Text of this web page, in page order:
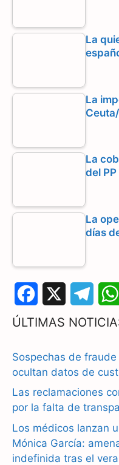
La
La
La
del
La
días
a
e
o
o
k
e
e
r
a
m
ÚLTIMAS
Sospechas de
ocultan datos de
Las reclamaciones
por la falta de
Los médicos lanzan
Mónica García:
indefinida tras el